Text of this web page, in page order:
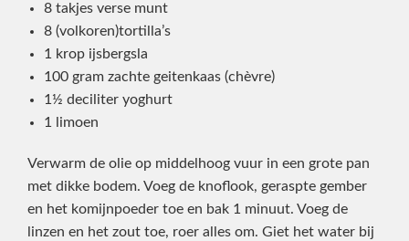
8 takjes verse munt
8 (volkoren)tortilla’s
1 krop ijsbergsla
100 gram zachte geitenkaas (chèvre)
1½ deciliter yoghurt
1 limoen
Verwarm de olie op middelhoog vuur in een grote pan
met dikke bodem. Voeg de knoflook, geraspte gember
en het komijnpoeder toe en bak 1 minuut. Voeg de
linzen en het zout toe, roer alles om. Giet het water bij